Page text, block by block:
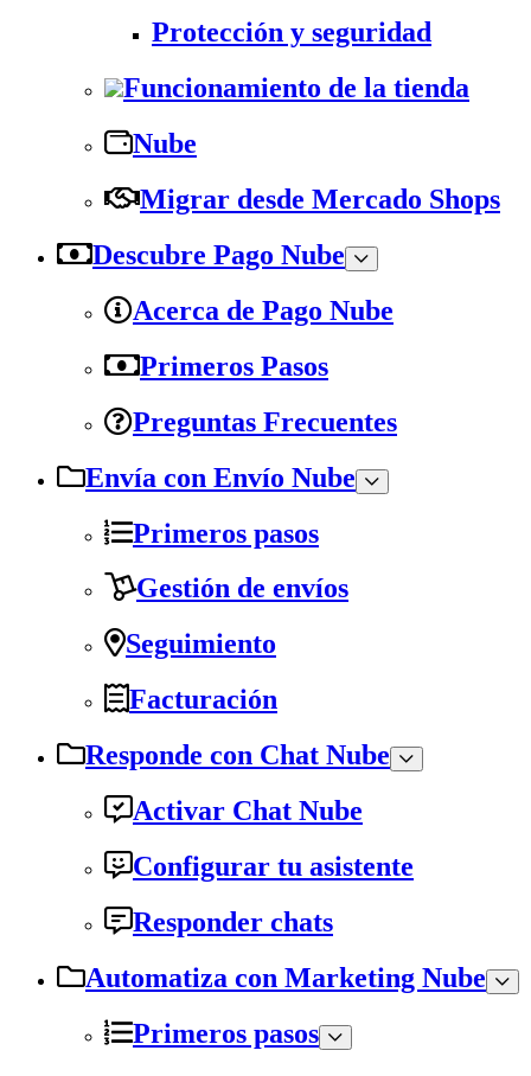
Protección y seguridad
Funcionamiento de la tienda
Nube
Migrar desde Mercado Shops
Descubre Pago Nube
Acerca de Pago Nube
Primeros Pasos
Preguntas Frecuentes
Envía con Envío Nube
Primeros pasos
Gestión de envíos
Seguimiento
Facturación
Responde con Chat Nube
Activar Chat Nube
Configurar tu asistente
Responder chats
Automatiza con Marketing Nube
Primeros pasos